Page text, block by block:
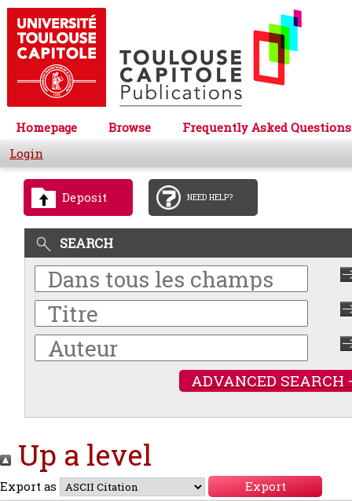
Homepage Browse
Frequently Asked Questions
Login
Deposit NEED HELP?
SEARCH
ADVANCED SEARCH
Up a level
Export as